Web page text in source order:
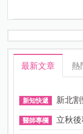
最新文章 熱
新知快遞 新北
醫師專欄 立秋